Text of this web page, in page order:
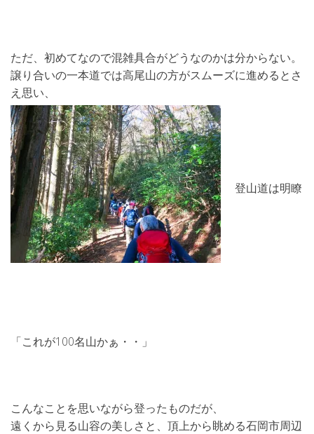
ただ、初めてなので混雑具合がどうなのかは分からない。
譲り合いの一本道では高尾山の方がスムーズに進めるとさ
え思い、
登山道は明瞭
「これが100名山かぁ・・」
こんなことを思いながら登ったものだが、
遠くから見る山容の美しさと、頂上から眺める石岡市周辺